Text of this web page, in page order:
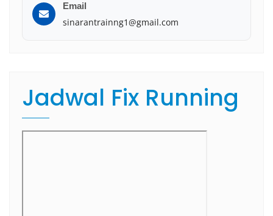
Email
sinarantrainng1@gmail.com
Jadwal Fix Running